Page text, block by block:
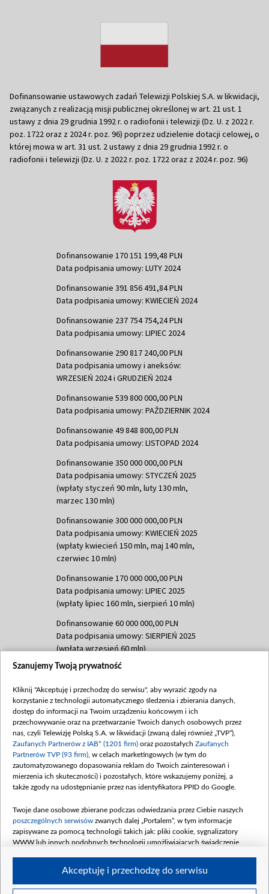
Dofinansowanie ustawowych zadań Telewizji Polskiej S.A. w likwidacji,
związanych z realizacją misji publicznej określonej w art. 21 ust. 1
ustawy z dnia 29 grudnia 1992 r. o radiofonii i telewizji (Dz. U. z 2022 r.
poz. 1722 oraz z 2024 r. poz. 96) poprzez udzielenie dotacji celowej, o
której mowa w art. 31 ust. 2 ustawy z dnia 29 grudnia 1992 r. o
radiofonii i telewizji (Dz. U. z 2022 r. poz. 1722 oraz z 2024 r. poz. 96)
Dofinansowanie 170 151 199,48 PLN
Data podpisania umowy: LUTY 2024
Dofinansowanie 391 856 491,84 PLN
Data podpisania umowy: KWIECIEŃ 2024
Dofinansowanie 237 754 754,24 PLN
Data podpisania umowy: LIPIEC 2024
Dofinansowanie 290 817 240,00 PLN
Data podpisania umowy i aneksów:
WRZESIEŃ 2024 i GRUDZIEŃ 2024
Dofinansowanie 539 800 000,00 PLN
Data podpisania umowy: PAŹDZIERNIK 2024
Dofinansowanie 49 848 800,00 PLN
Data podpisania umowy: LISTOPAD 2024
Dofinansowanie 350 000 000,00 PLN
Data podpisania umowy: STYCZEŃ 2025
(wpłaty styczeń 90 mln, luty 130 mln,
marzec 130 mln)
Dofinansowanie 300 000 000,00 PLN
Data podpisania umowy: KWIECIEŃ 2025
(wpłaty kwiecień 150 mln, maj 140 mln,
czerwiec 10 mln)
Dofinansowanie 170 000 000,00 PLN
Data podpisania umowy: LIPIEC 2025
(wpłaty lipiec 160 mln, sierpień 10 mln)
Dofinansowanie 60 000 000,00 PLN
Data podpisania umowy: SIERPIEŃ 2025
(wpłata wrzesień 60 mln)
Dofinansowanie 635 783 051,21 PLN
(wpłata wrzesień 100 mln, październik 350
mln, listopad 265 mln)
Dofinansowanie 48 862 000,00 PLN
Data podpisania umowy: GRUDZIEŃ 2025
(wpłata grudzień 60,548 mln)
Dofinansowanie 900 000 000,00 PLN
Data podpisania umowy: LUTY 2026 (wpłata
kwiecień 180 mln, 7 maja 180 mln, 8
czerwca 90 mln)
Dofinansowanie 250 000 000,00 PLN
4 sierpnia 250 mln
Szanujemy Twoją prywatność
Kliknij "Akceptuję i przechodzę do serwisu", aby wyrazić zgody na
korzystanie z technologii automatycznego śledzenia i zbierania danych,
dostęp do informacji na Twoim urządzeniu końcowym i ich
przechowywanie oraz na przetwarzanie Twoich danych osobowych przez
nas, czyli Telewizję Polską S.A. w likwidacji (zwaną dalej również „TVP”),
Zaufanych Partnerów z IAB* (1201 firm) oraz pozostałych Zaufanych
Partnerów TVP (93 firm) , w celach marketingowych (w tym do
zautomatyzowanego dopasowania reklam do Twoich zainteresowań i
mierzenia ich skuteczności) i pozostałych, które wskazujemy poniżej, a
także zgody na udostępnianie przez nas identyfikatora PPID do Google.
Twoje dane osobowe zbierane podczas odwiedzania przez Ciebie naszych
poszczególnych serwisów zwanych dalej „Portalem”, w tym informacje
zapisywane za pomocą technologii takich jak: pliki cookie, sygnalizatory
WWW lub innych podobnych technologii umożliwiających świadczenie
Akceptuję i przechodzę do serwisu